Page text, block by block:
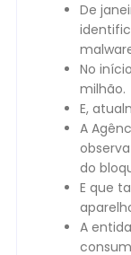
De
No
milhão.
E,
A
do
E que
A